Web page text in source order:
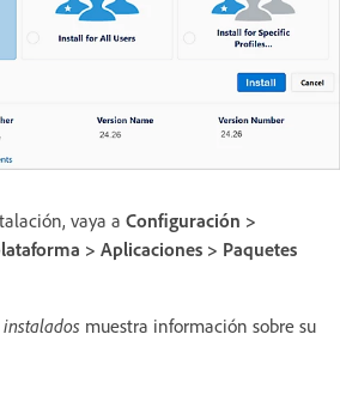
vaya a Configuración >
> Aplicaciones > Paquetes
muestra información sobre su